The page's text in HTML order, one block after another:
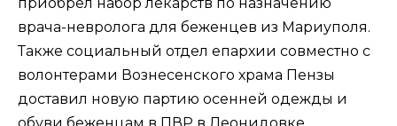
приобрел набор лекарств по назначению
врача-невролога для беженцев из Мариуполя.
Также социальный отдел епархии совместно с
волонтерами Вознесенского храма Пензы
доставил новую партию осенней одежды и